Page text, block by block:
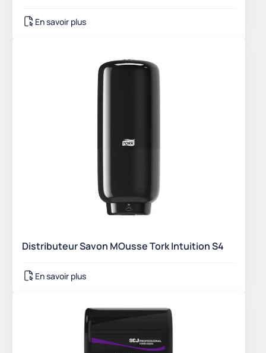
En savoir plus
Distributeur Savon MOusse Tork Intuition S4
En savoir plus